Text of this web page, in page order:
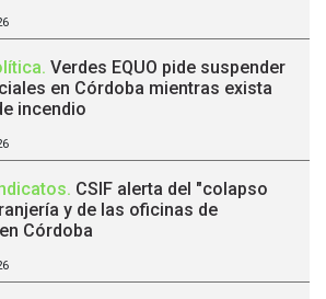
. Verdes EQUO pide suspender
en Córdoba mientras exista
incendio
. CSIF alerta del "colapso
y de las oficinas de
Córdoba